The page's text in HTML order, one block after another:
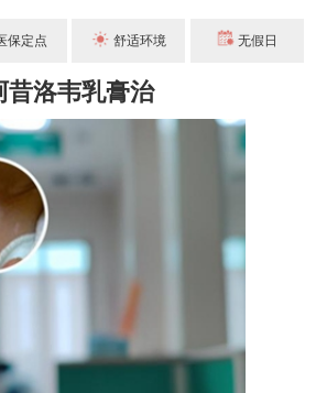
保定点 舒适环境 无假日
昔洛韦乳膏治